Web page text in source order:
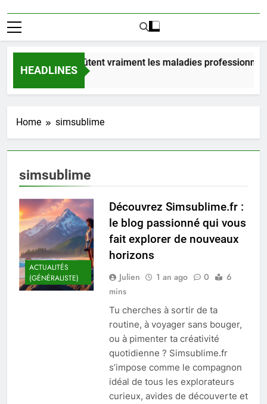
HEADLINES
Combien coûtent vraiment les maladies
1 Jour Ago
Home simsublime
simsublime
ACTUALITÉS
(GÉNÉRALISTE)
Découvrez Simsublime.fr :
le blog passionné qui vous
fait explorer de nouveaux
horizons
Julien 1 an ago 0
6
mins
Tu cherches à sortir de ta
routine, à voyager sans bouger,
ou à pimenter ta créativité
quotidienne ? Simsublime.fr
s’impose comme le compagnon
idéal de tous les explorateurs
curieux, avides de découverte et